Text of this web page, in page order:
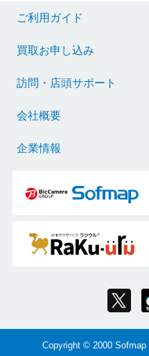
ご利用ガイド
買取お申し込み
訪問・店頭サポート
会社概要
企業情報
Copyright © 2000